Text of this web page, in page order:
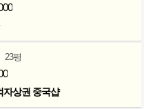
23평
자상권 중국샵